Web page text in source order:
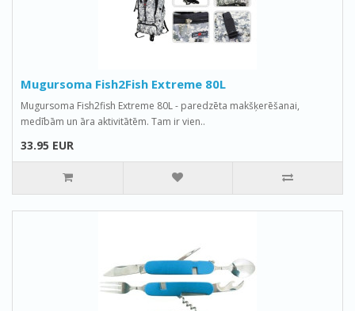
Mugursoma Fish2Fish Extreme 80L
Mugursoma Fish2fish Extreme 80L - paredzēta makšķerēšanai,
medībām un āra aktivitātēm. Tam ir vien..
33.95 EUR